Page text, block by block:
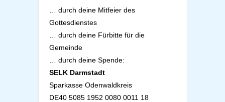
… durch deine Mitfeier des
Gottesdienstes
… durch deine Fürbitte für die
Gemeinde
… durch deine Spende:
SELK Darmstadt
Sparkasse Odenwaldkreis
DE40 5085 1952 0080 0011 18